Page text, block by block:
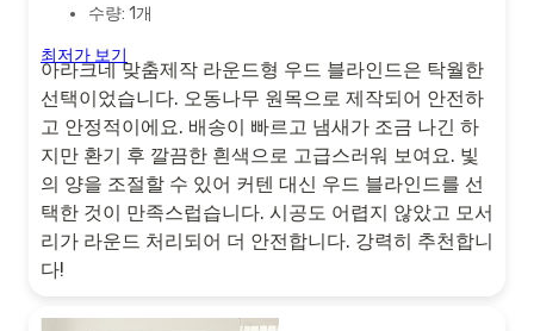
수량: 1개
최저가 보기
아라크네 맞춤제작 라운드형 우드 블라인드은 탁월한
선택이었습니다. 오동나무 원목으로 제작되어 안전하
고 안정적이에요. 배송이 빠르고 냄새가 조금 나긴 하
지만 환기 후 깔끔한 흰색으로 고급스러워 보여요. 빛
의 양을 조절할 수 있어 커텐 대신 우드 블라인드를 선
택한 것이 만족스럽습니다. 시공도 어렵지 않았고 모서
리가 라운드 처리되어 더 안전합니다. 강력히 추천합니
다!